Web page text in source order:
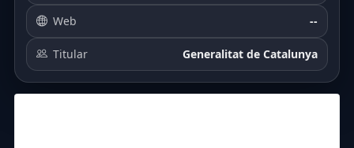
Web --
Titular Generalitat de Catalunya